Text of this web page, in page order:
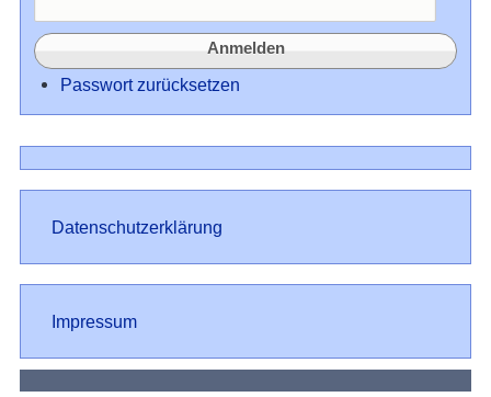
Passwort zurücksetzen
Datenschutz
Datenschutzerklärung
Impressum
Impressum